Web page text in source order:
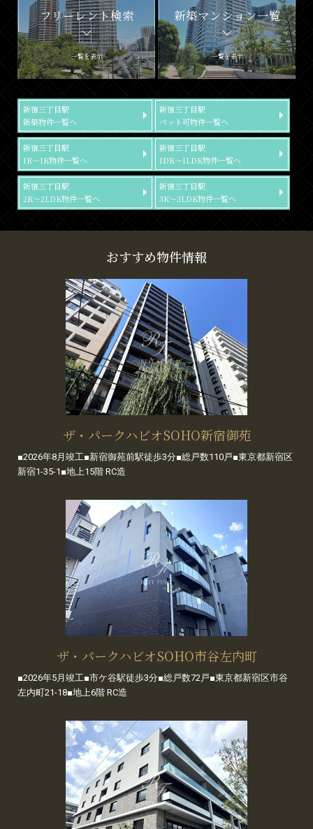
フリーレント検索
一覧を表示
新築マンション一覧
一覧を表示
新宿三丁目駅
新築物件一覧へ
新宿三丁目駅
ペット可物件一覧へ
新宿三丁目駅
1R～1K物件一覧へ
新宿三丁目駅
1DK～1LDK物件一覧へ
新宿三丁目駅
2K～2LDK物件一覧へ
新宿三丁目駅
3K～3LDK物件一覧へ
おすすめ物件情報
ザ・パークハビオSOHO新宿御苑
■2026年8月竣工■新宿御苑前駅徒歩3分■総戸数110戸■東京都新宿区
新宿1-35-1■地上15階 RC造
ザ・パークハビオSOHO市谷左内町
■2026年5月竣工■市ケ谷駅徒歩3分■総戸数72戸■東京都新宿区市谷
左内町21-18■地上6階 RC造